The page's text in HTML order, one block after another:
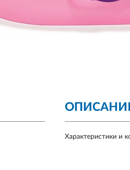
Характеристики и